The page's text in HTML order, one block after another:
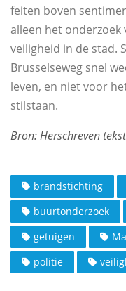
feiten boven
alleen het
veiligheid in de stad.
Brusselseweg snel
leven, en niet voor
stilstaan.
brandstichting
buurtonderzoek
getuigen
politie